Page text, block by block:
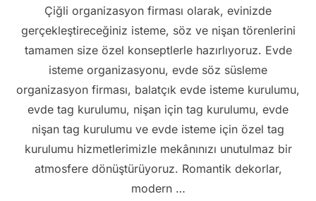
Çiğli organizasyon firması olarak, evinizde
gerçekleştireceğiniz isteme, söz ve nişan törenlerini
tamamen size özel konseptlerle hazırlıyoruz. Evde
isteme organizasyonu, evde söz süsleme
organizasyon firması, balatçık evde isteme kurulumu,
evde tag kurulumu, nişan için tag kurulumu, evde
nişan tag kurulumu ve evde isteme için özel tag
kurulumu hizmetlerimizle mekânınızı unutulmaz bir
atmosfere dönüştürüyoruz. Romantik dekorlar,
modern …